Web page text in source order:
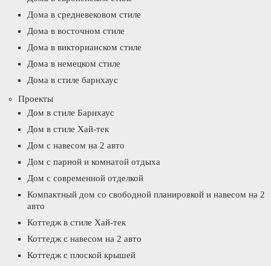
Дома в средневековом стиле
Дома в восточном стиле
Дома в викторианском стиле
Дома в немецком стиле
Дома в стиле барнхаус
Проекты
Дом в стиле Барнхаус
Дом в стиле Хай-тек
Дом с навесом на 2 авто
Дом с парной и комнатой отдыха
Дом с современной отделкой
Компактный дом со свободной планировкой и навесом на 2
авто
Коттедж в стиле Хай-тек
Коттедж с навесом на 2 авто
Коттедж с плоской крышей